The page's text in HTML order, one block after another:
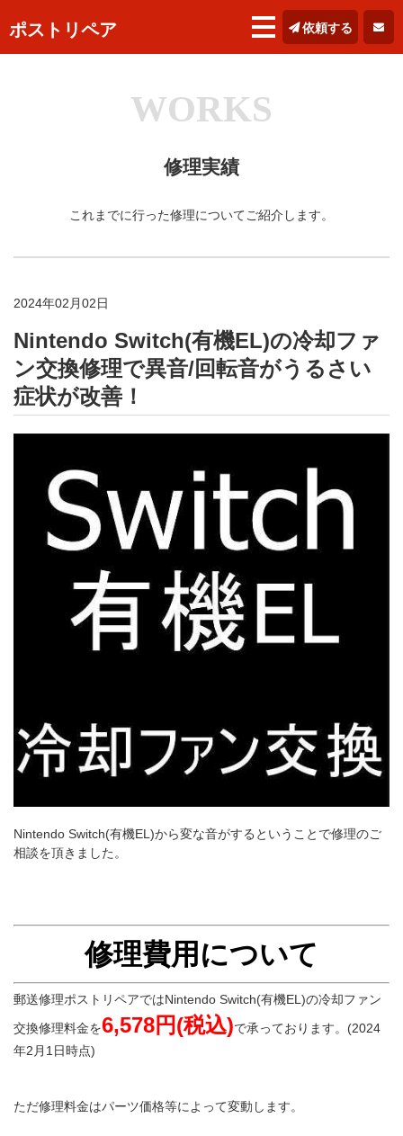
ポストリペア 依頼する
WORKS
修理実績
これまでに行った修理についてご紹介します。
2024年02月02日
Nintendo Switch(有機EL)の冷却ファ
ン交換修理で異音/回転音がうるさい
症状が改善！
Nintendo Switch(有機EL)から変な音がするということで修理のご
相談を頂きました。
修理費用について
郵送修理ポストリペアではNintendo Switch(有機EL)の冷却ファン
交換修理料金を6,578円(税込)で承っております。(2024
年2月1日時点)
ただ修理料金はパーツ価格等によって変動します。